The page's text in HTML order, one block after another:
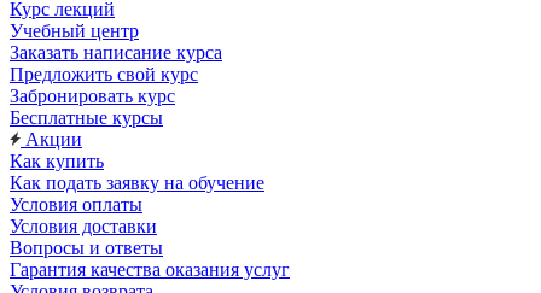
Курс лекций
Учебный центр
Заказать написание курса
Предложить свой курс
Забронировать курс
Бесплатные курсы
Акции
Как купить
Как подать заявку на обучение
Условия оплаты
Условия доставки
Вопросы и ответы
Гарантия качества оказания услуг